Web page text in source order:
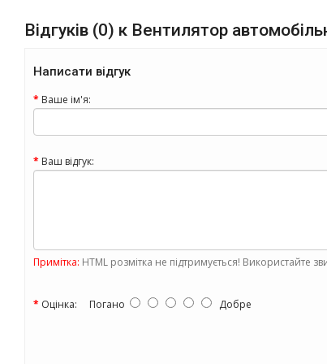
Відгуків (0) к Вентилятор
Написати відгук
Ваше ім'я:
Ваш відгук:
Примітка: HTML розмітка не підтримується! Використайте
Оцінка: Погано Добре